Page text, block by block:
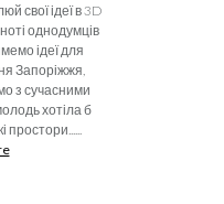
свої ідеї в 3D
однодумців
ідеї для
Запоріжжя,
з сучасними
хотіла б